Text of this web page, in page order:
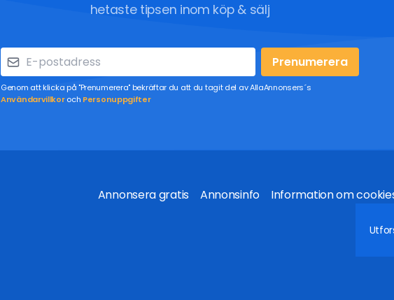
hetaste tipsen inom köp & sälj
Prenumerera
Genom att klicka på "Prenumerera" bekräftar du att du tagit del av AllaAnnonsers´s
Användarvillkoroch Personuppgifter
Annonsera gratis Annonsinfo Information om